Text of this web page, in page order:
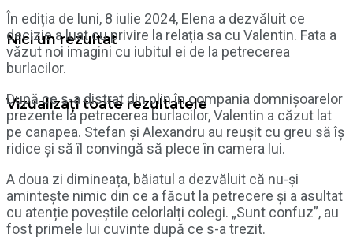
Nici un rezultat
Vizualizați toate rezultatele
În ediția de luni, 8 iulie 2024, Elena a dezvăluit ce
decizie a luat cu privire la relația sa cu Valentin. Fata a
văzut noi imagini cu iubitul ei de la petrecerea
burlacilor.
După ce s-a distrat din plin în compania domnișoarelor
prezente la petrecerea burlacilor, Valentin a căzut lat
pe canapea. Stefan și Alexandru au reușit cu greu să îș
ridice și să îl convingă să plece în camera lui.
A doua zi dimineața, băiatul a dezvăluit că nu-și
amintește nimic din ce a făcut la petrecere și a asultat
cu atenție poveștile celorlalți colegi. „Sunt confuz”, au
fost primele lui cuvinte după ce s-a trezit.